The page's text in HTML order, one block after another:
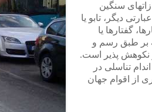
سنگین
دیگر، تابو یا
گفتارها یا
بر طبق رسم و
نکوهش‌ پذیر است.
تناسلی در
از اقوام جهان